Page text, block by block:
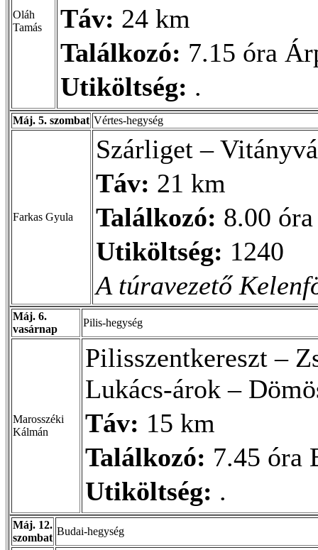
Oláh
Tamás
Táv: 24 km
Találkozó: 7.15 óra
Utiköltség: .
Máj. 5. szombat Vértes-hegység
Farkas Gyula
Szárliget –
Táv: 21 km
Találkozó: 8.00
Utiköltség: 1240
A túravezető
Máj. 6.
vasárnap
Pilis-hegység
Marosszéki
Kálmán
Pilisszentkereszt –
Lukács-árok –
Táv: 15 km
Találkozó: 7.45 óra
Utiköltség: .
Máj. 12.
szombat
Budai-hegység